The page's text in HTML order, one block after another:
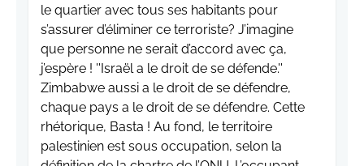
le quartier avec tous ses habitants pour
s’assurer d’éliminer ce terroriste? J’imagine
que personne ne serait d’accord avec ça,
j’espère ! ''Israël a le droit de se défende.''
Zimbabwe aussi a le droit de se défendre,
chaque pays a le droit de se défendre. Cette
rhétorique, Basta ! Au fond, le territoire
palestinien est sous occupation, selon la